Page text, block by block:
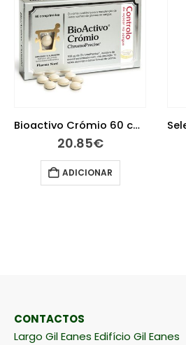
Selenium Ace Extra 30 comprimidos
27.95€
ADICIONAR
CONTACTOS
Largo Gil Eanes Edifício Gil Eanes